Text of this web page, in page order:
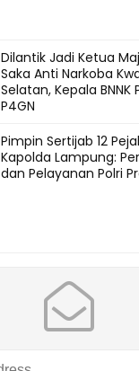
Dilantik Jadi Ketua
Saka Anti Narkoba
Selatan, Kepala
P4GN
Pimpin Sertijab 12
Kapolda Lampung:
dan Pelayanan Polri